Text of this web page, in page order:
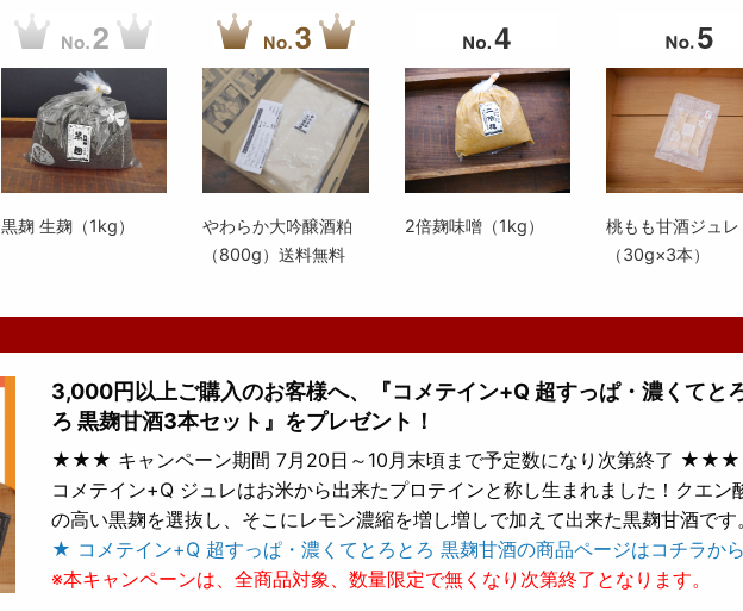
黒麹 生麹（1kg）
やわらか大吟醸酒粕
（800g）送料無料
2倍麹味噌（1kg）
桃もも甘酒ジュレ
（30g×3本）
3,000円以上ご購入のお客様へ、『コメテイン+Q 超すっぱ・濃くてと
ろ 黒麹甘酒3本セット』をプレゼント！
★★★ キャンペーン期間 7月20日～10月末頃まで予定数になり次第終了 ★★★
コメテイン+Q ジュレはお米から出来たプロテインと称し生まれました！クエン
の高い黒麹を選抜し、そこにレモン濃縮を増し増しで加えて出来た黒麹甘酒です。
★ コメテイン+Q 超すっぱ・濃くてとろとろ 黒麹甘酒の商品ページはコチラか
※本キャンペーンは、全商品対象、数量限定で無くなり次第終了となります。